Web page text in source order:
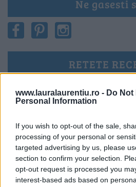
www.lauralaurentiu.ro - Do
Personal Information
If you wish to opt-out of the sale,
processing of your personal or
targeted advertising by us, please
section to confirm your selection.
opt-out request is processed you
interest-based ads based on
Ne gasesti
RETETE